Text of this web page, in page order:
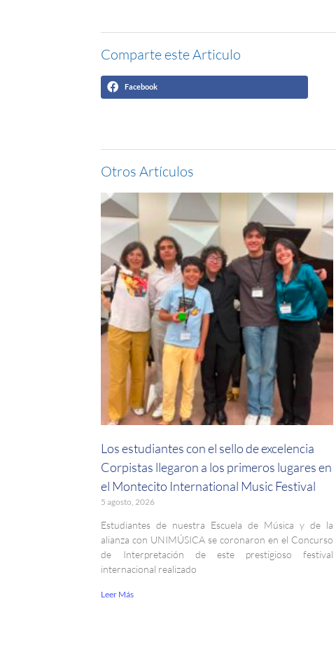
Comparte este Articulo
Facebook
Otros Artículos
Los estudiantes con el sello de excelencia
Corpistas llegaron a los primeros lugares en
el Montecito International Music Festival
5 agosto, 2026
Estudiantes de nuestra Escuela de Música y de la
alianza con UNIMÚSICA se coronaron en el Concurso
de Interpretación de este prestigioso festival
internacional realizado
Leer Más